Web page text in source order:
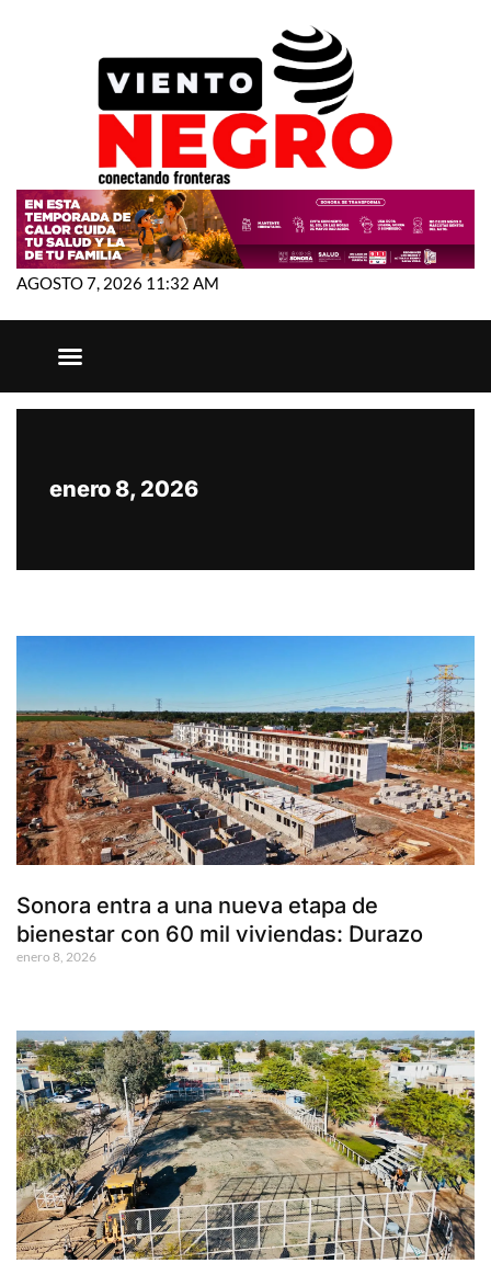
AGOSTO 7, 2026 11:32 AM
enero 8, 2026
Sonora entra a una nueva etapa de
bienestar con 60 mil viviendas: Durazo
enero 8, 2026